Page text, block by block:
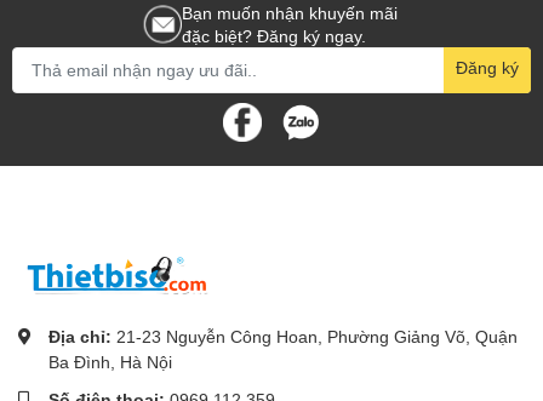
Bạn muốn nhận khuyến mãi
đặc biệt? Đăng ký ngay.
Đăng ký
Địa chỉ: 21-23 Nguyễn Công Hoan, Phường Giảng Võ, Quận
Ba Đình, Hà Nội